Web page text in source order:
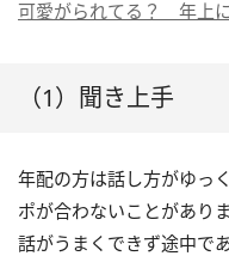
可愛がられてる？ 年上
（1）聞き上手
年配の方は話し方がゆっ
ポが合わないことがあり
話がうまくできず途中で